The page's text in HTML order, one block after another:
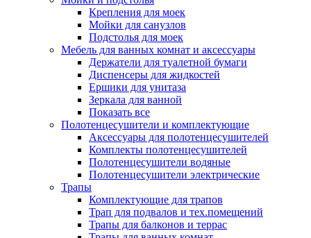
Крепления для моек
Мойки для санузлов
Подстолья для моек
Мебель для ванных комнат и аксессуары
Держатели для туалетной бумаги
Диспенсеры для жидкостей
Ершики для унитаза
Зеркала для ванной
Показать все
Полотенцесушители и комплектующие
Аксессуары для полотенцесушителей
Комплекты полотенцесушителей
Полотенцесушители водяные
Полотенцесушители электрические
Трапы
Комплектующие для трапов
Трап для подвалов и тех.помещений
Трапы для балконов и террас